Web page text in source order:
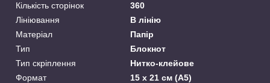
Кількість сторінок
360
Лініювання
В лінію
Матеріал
Папір
Тип
Блокнот
Тип скріплення
Нитко-клейове
Формат
15 х 21 см (A5)